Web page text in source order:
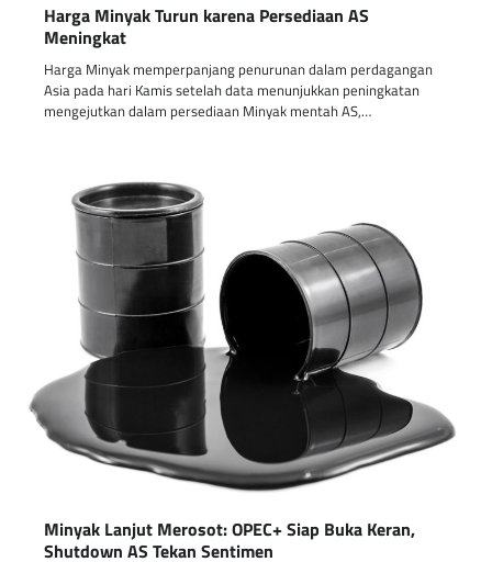
Harga Minyak Turun karena Persediaan AS
Meningkat
Harga Minyak memperpanjang penurunan dalam perdagangan
Asia pada hari Kamis setelah data menunjukkan peningkatan
mengejutkan dalam persediaan Minyak mentah AS,…
Minyak Lanjut Merosot: OPEC+ Siap Buka Keran,
Shutdown AS Tekan Sentimen